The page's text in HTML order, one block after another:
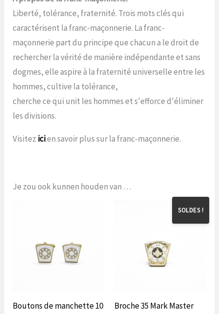
Liberté, tolérance, fraternité. Trois mots clés qui
caractérisent la franc-maçonnerie. La franc-
maçonnerie part du principe que chacun a le droit de
rechercher la vérité de manière indépendante et sans
dogmes, elle aspire à la fraternité universelle entre les
hommes, cultive la tolérance,
cherche ce qui unit les hommes et s'efforce d'éliminer
les divisions.
Visitez icien savoir plus sur la franc-maçonnerie.
Je zou ook kunnen houden van …
Boutons de manchette 10
SOLDES !
Broche 35 Mark Master